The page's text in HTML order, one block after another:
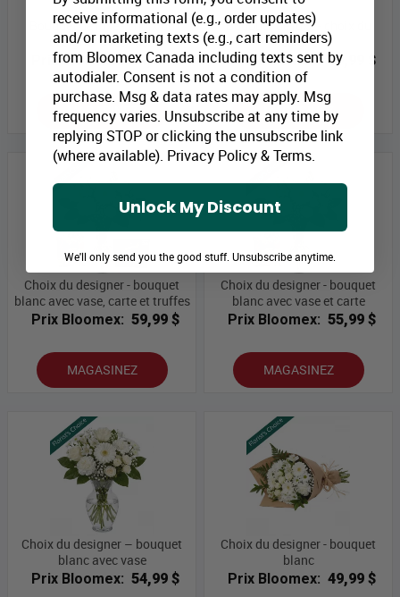
Bouquet de luxe - choix du
designer avec vase
Prix Bloomex: 64,99 $
MAGASINEZ
Bouquet de luxe - choix du
designer
Prix Bloomex: 59,99 $
MAGASINEZ
Choix du designer - bouquet
blanc avec vase, carte et truffes
Prix Bloomex: 59,99 $
MAGASINEZ
Choix du designer - bouquet
blanc avec vase et carte
Prix Bloomex: 55,99 $
MAGASINEZ
Choix du designer – bouquet
blanc avec vase
Prix Bloomex: 54,99 $
Choix du designer - bouquet
blanc
Prix Bloomex: 49,99 $
receive informational (e.g., order updates)
and/or marketing texts (e.g., cart reminders)
from Bloomex Canada including texts sent by
autodialer. Consent is not a condition of
purchase. Msg & data rates may apply. Msg
frequency varies. Unsubscribe at any time by
replying STOP or clicking the unsubscribe link
(where available). Privacy Policy&Terms.
Unlock My Discount
We'll only send you the good stuff. Unsubscribe anytime.